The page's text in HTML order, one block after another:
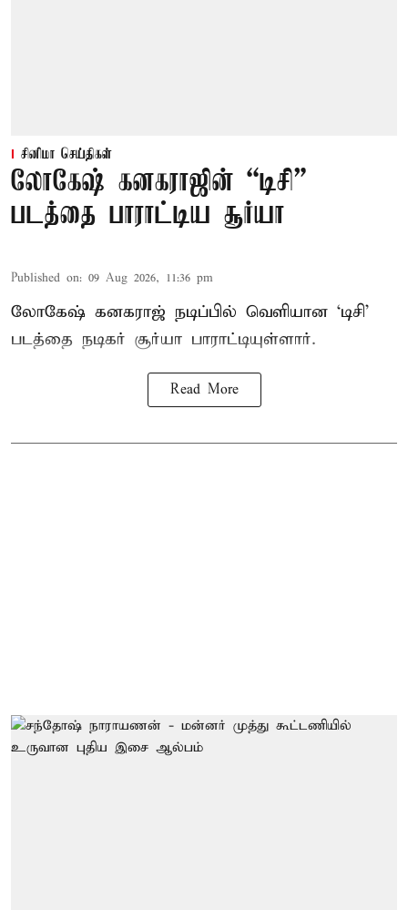
சினிமா செய்திகள்
லோகேஷ் கனகராஜின் “டிசி”
படத்தை பாராட்டிய சூர்யா
Published on: 09 Aug 2026, 11:36 pm
லோகேஷ் கனகராஜ் நடிப்பில் வெளியான ‘டிசி’
படத்தை நடிகர் சூர்யா பாராட்டியுள்ளார்.
Read More